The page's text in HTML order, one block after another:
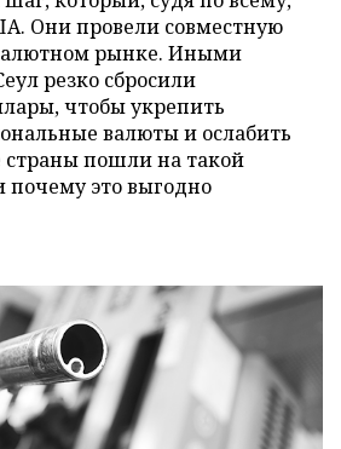
Они провели совместную
рынке. Иными
резко сбросили
чтобы укрепить
валюты и ослабить
страны пошли на такой
это выгодно